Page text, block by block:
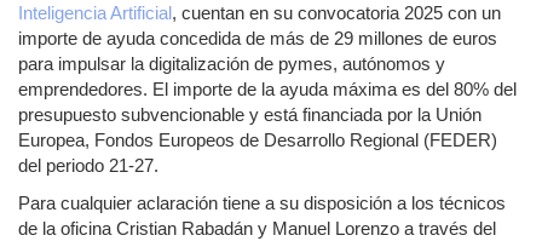
Inteligencia Artificial, cuentan en su convocatoria 2025 con un
importe de ayuda concedida de más de 29 millones de euros
para impulsar la digitalización de pymes, autónomos y
emprendedores. El importe de la ayuda máxima es del 80% del
presupuesto subvencionable y está financiada por la Unión
Europea, Fondos Europeos de Desarrollo Regional (FEDER)
del periodo 21-27.
Para cualquier aclaración tiene a su disposición a los técnicos
de la oficina Cristian Rabadán y Manuel Lorenzo a través del